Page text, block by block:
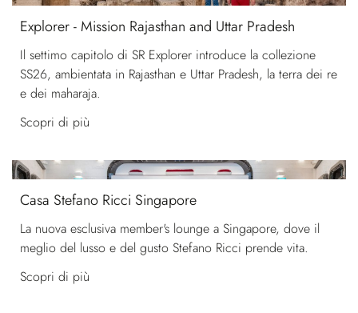
Explorer - Mission Rajasthan and Uttar Pradesh
Il settimo capitolo di SR Explorer introduce la collezione
SS26, ambientata in Rajasthan e Uttar Pradesh, la terra dei re
e dei maharaja.
Scopri di più
Casa Stefano Ricci Singapore
La nuova esclusiva member's lounge a Singapore, dove il
meglio del lusso e del gusto Stefano Ricci prende vita.
Scopri di più